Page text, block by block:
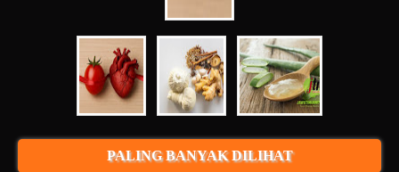
PALING BANYAK DILIHAT